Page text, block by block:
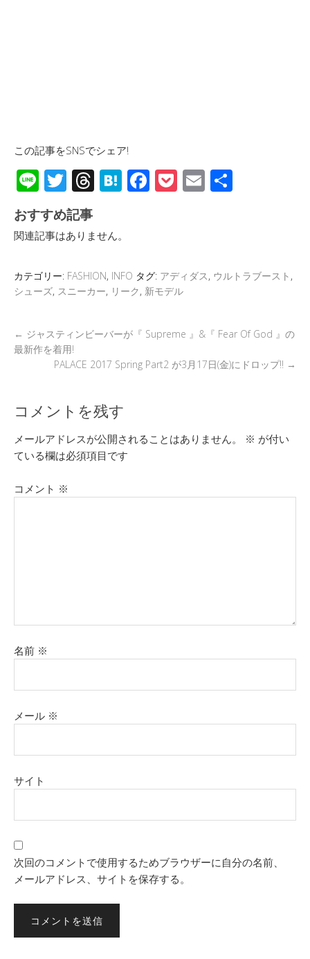
この記事をSNSでシェア!
Li
n
e
T
wi
tt
er
T
hr
e
a
d
s
H
at
a
F
ac
o
o
P
o
E
m
おすすめ記事
関連記事はありません。
カテゴリー: FASHION, INFO タグ: アディダス, ウルトラブースト ,
シューズ, スニーカー, リーク, 新モデル
← ジャスティンビーバーが『 Supreme 』&『 Fear Of God 』の
最新作を着用!
PALACE 2017 Spring Part2 が3月17日(金)にドロップ!! →
コメントを残す
メールアドレスが公開されることはありません。 ※ が付い
ている欄は必須項目です
コメント ※
名前 ※
メール ※
サイト
次回のコメントで使用するためブラウザーに自分の名前、
メールアドレス、サイトを保存する。